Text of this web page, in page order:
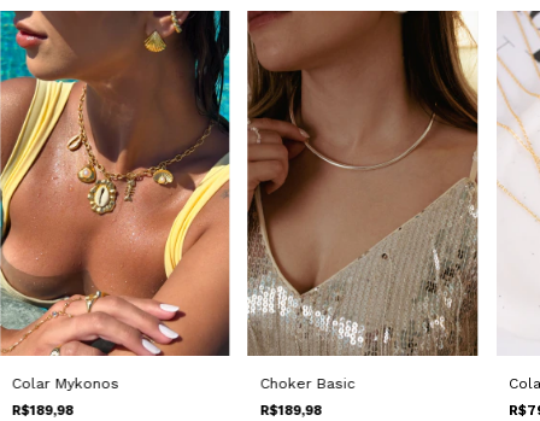
Colar Mykonos
R$189,98
Choker Basic
R$189,98